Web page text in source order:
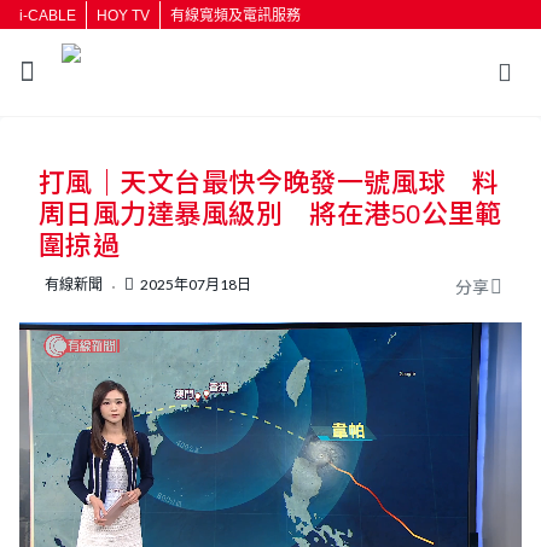
i-CABLE HOY TV 有線寬頻及電訊服務
按輸入鍵開始搜尋
打風｜天文台最快今晚發一號風球 料
周日風力達暴風級別 將在港50公里範
圍掠過
有線新聞 2025年07月18日 分享